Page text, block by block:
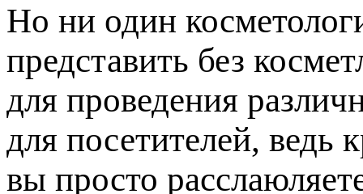
Но ни один
представить без
для проведения
для посетителей, ведь
вы просто